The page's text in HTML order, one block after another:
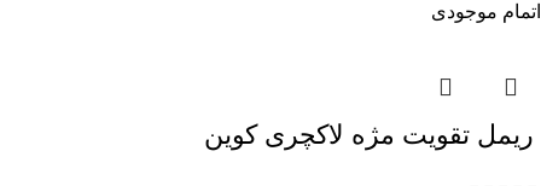
اتمام موجودی
ريمل تقويت مژه لاكچری كوين